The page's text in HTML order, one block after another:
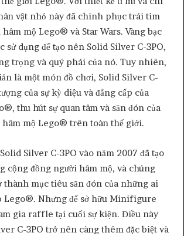
vật nhỏ này đã chinh phục trái tim
mộ Lego® và Star Wars. Vàng bạc
sử dụng để tạo nên Solid Silver C-3PO,
trọng và quý phái của nó. Tuy nhiên,
là một món đồ chơi, Solid Silver C-
của sự kỳ diệu và đẳng cấp của
thu hút sự quan tâm và săn đón của
hâm mộ Lego® trên toàn thế giới.
Silver C-3PO vào năm 2007 đã tạo
cộng đồng người hâm mộ, và chúng
mục tiêu săn đón của những ai
Lego®. Nhưng để sở hữu Minifigure
gia raffle tại cuối sự kiện. Điều này
C-3PO trở nên càng thêm đặc biệt và